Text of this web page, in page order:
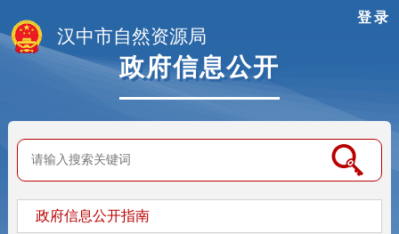
登录
汉中市自然资源局
政府信息公开
政府信息公开指南